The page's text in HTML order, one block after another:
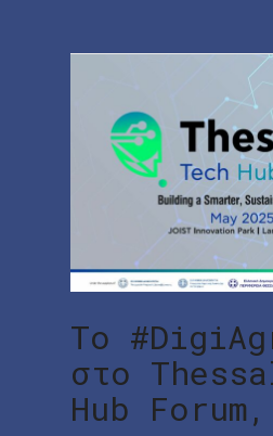
Το
στο
Hub